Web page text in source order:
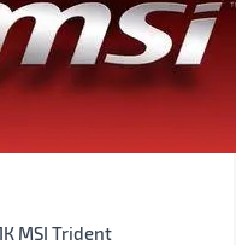
MSI Trident